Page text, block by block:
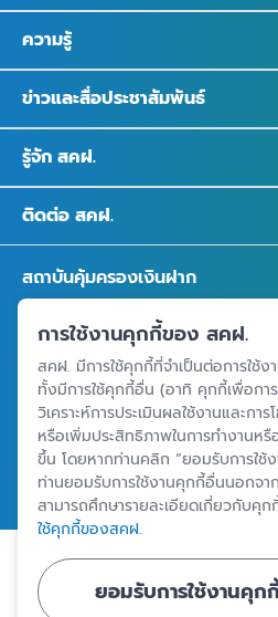
ความรู้
ข่าวและสื่อประชาสัมพันธ์
รู้จัก สคฝ.
ติดต่อ สคฝ.
สถาบันคุ้มครองเงินฝาก
อาคารเอสเจ อินฟินิท วัน บิสซิเนสคอ
ถนนวิภาวดีรังสิต แขวงจอมพล เขตจตุ
ศูนย์ข้อมูลคุ้มครองเงินฝาก
ข้อตกลงและเงื่อนไขการใช้งานเว็บไซต์ | นโ
นโยบายการใช้คุกกี้
การใช้งานคุกกี้ของ สคฝ.
สคฝ. มีการใช้คุกกี้ที่จำเป็นต่อการใช้ง
ทั้งมีการใช้คุกกี้อื่น (อาทิ คุกกี้เพื่อกา
วิเคราะห์การประเมินผลใช้งานและก
หรือเพิ่มประสิทธิภาพในการทำงานหรื
ขึ้น โดยหากท่านคลิก “ยอมรับการใช้
ท่านยอมรับการใช้งานคุกกี้อื่นนอกจ
สามารถศึกษารายละเอียดเกี่ยวกับคุก
ใช้คุกกี้ของสคฝ.
ยอมรับการใช้งานคุก